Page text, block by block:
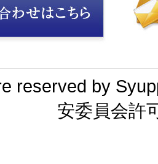
reserved by
安委員会許